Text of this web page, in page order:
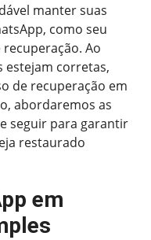
manter suas
como seu
Ao
estejam corretas,
de recuperação em
abordaremos as
seguir para garantir
restaurado
em